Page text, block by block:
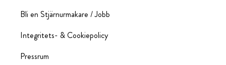
Bli en Stjärnurmakare / Jobb
Integritets- & Cookiepolicy
Pressrum